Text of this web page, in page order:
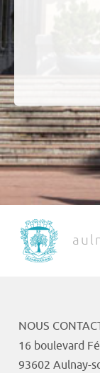
NOUS
16 boulevard
93602 Aulnay-